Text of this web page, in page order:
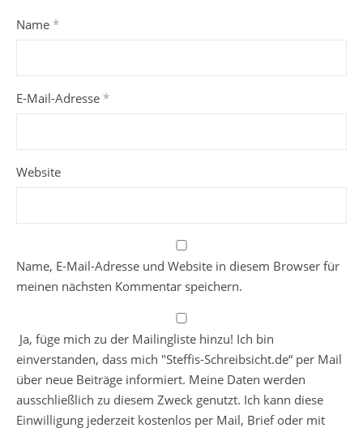
Name *
E-Mail-Adresse *
Website
Name, E-Mail-Adresse und Website in diesem Browser für
meinen nächsten Kommentar speichern.
Ja, füge mich zu der Mailingliste hinzu! Ich bin
einverstanden, dass mich "Steffis-Schreibsicht.de“ per Mail
über neue Beiträge informiert. Meine Daten werden
ausschließlich zu diesem Zweck genutzt. Ich kann diese
Einwilligung jederzeit kostenlos per Mail, Brief oder mit